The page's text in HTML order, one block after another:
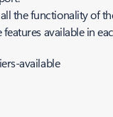
the functionality of
available in
available